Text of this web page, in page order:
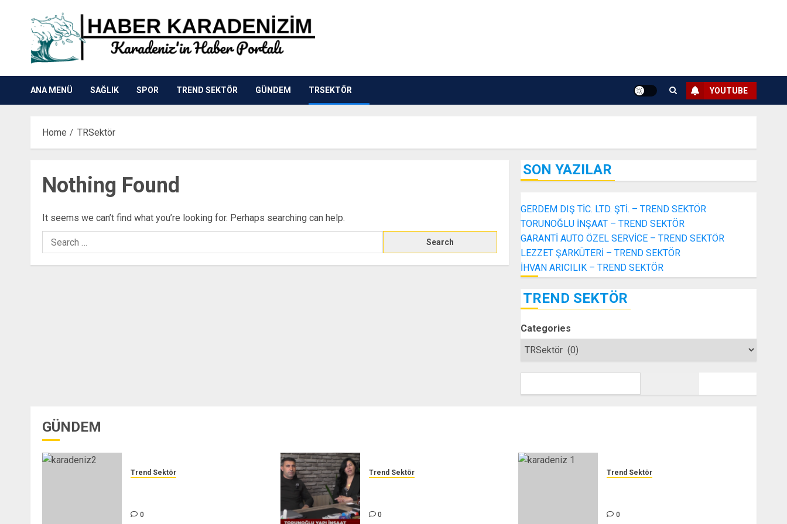
ANA MENÜ SAĞLIK SPOR TREND SEKTÖR GÜNDEM TRSEKTÖR YOUTUBE
Home TRSektör
Nothing Found
It seems we can’t find what you’re looking for. Perhaps searching can help.
Search
for:
SON YAZILAR
GERDEM DIŞ TİC. LTD. ŞTİ. – TREND SEKTÖR
TORUNOĞLU İNŞAAT – TREND SEKTÖR
GARANTİ AUTO ÖZEL SERVİCE – TREND SEKTÖR
LEZZET ŞARKÜTERİ – TREND SEKTÖR
İHVAN ARICILIK – TREND SEKTÖR
TREND SEKTÖR
Categories
GÜNDEM
Trend Sektör
0
Trend Sektör
0
Trend Sektör
0